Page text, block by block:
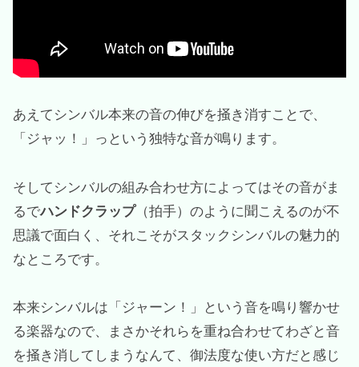
あえてシンバル本来の音の伸びを掻き消すことで、
「ジャッ！」っという独特な音が鳴ります。
そしてシンバルの組み合わせ方によってはその音がま
るでハンドクラップ（拍手）のように聞こえるのが不
思議で面白く、それこそがスタックシンバルの魅力的
なところです。
本来シンバルは「ジャーン！」という音を鳴り響かせ
る楽器なので、まさかそれらを重ね合わせてわざと音
を掻き消してしまうなんて、御法度な使い方だと感じ